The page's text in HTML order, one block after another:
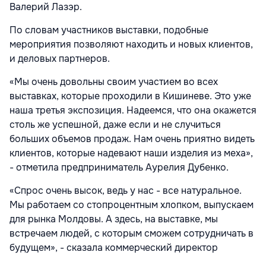
Валерий Лазэр.
По словам участников выставки, подобные
мероприятия позволяют находить и новых клиентов,
и деловых партнеров.
«Мы очень довольны своим участием во всех
выставках, которые проходили в Кишиневе. Это уже
наша третья экспозиция. Надеемся, что она окажется
столь же успешной, даже если и не случиться
больших объемов продаж. Нам очень приятно видеть
клиентов, которые надевают наши изделия из меха»,
- отметила предприниматель Аурелия Дубенко.
«Спрос очень высок, ведь у нас - все натуральное.
Мы работаем со стопроцентным хлопком, выпускаем
для рынка Молдовы. А здесь, на выставке, мы
встречаем людей, с которым сможем сотрудничать в
будущем», - сказала коммерческий директор